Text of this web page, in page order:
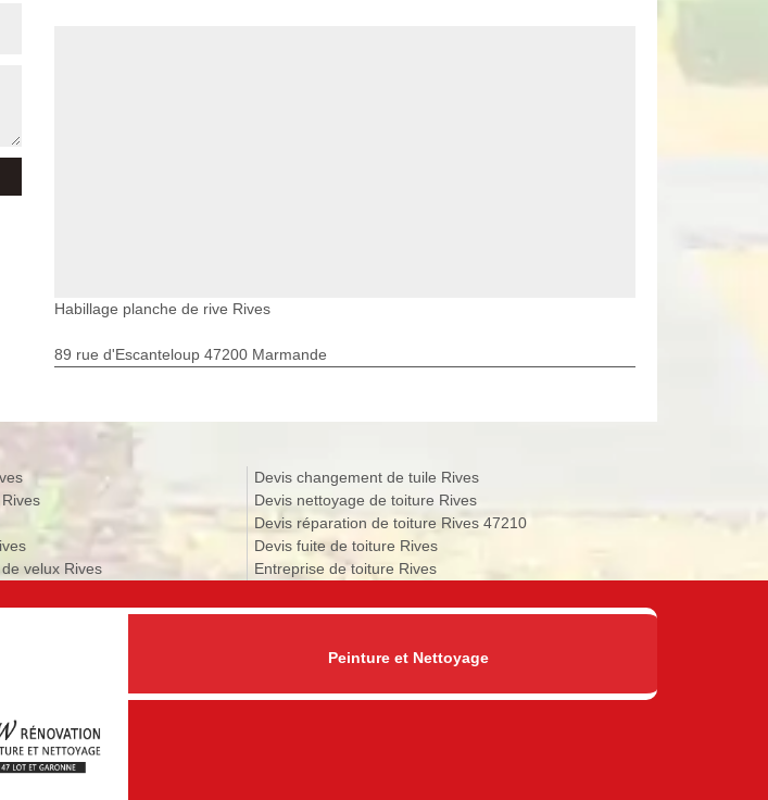
Habillage planche de rive Rives
89 rue d'Escanteloup 47200 Marmande
velux Rives
Devis changement de tuile Rives
Devis nettoyage de toiture Rives
Devis réparation de toiture Rives 47210
Devis fuite de toiture Rives
Entreprise de toiture Rives
Peinture et Nettoyage